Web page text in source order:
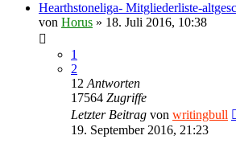
Hearthstoneliga- Mitgliederliste-
von Horus » 18. Juli 2016, 10:38
1
2
12 Antworten
17564 Zugriffe
Letzter Beitrag von writingbull
19. September 2016, 21:23